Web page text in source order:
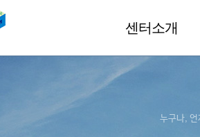
센터소개
누구나, 언